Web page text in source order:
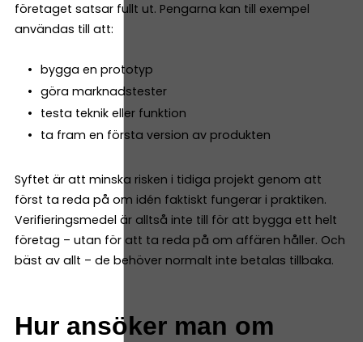
företaget satsar fullt ut. Pengarna kan till exempel
användas till att:
bygga en prototyp
göra marknadstester
testa teknik eller funktion
ta fram en första version av produkten
Syftet är att minska risken i tidiga projekt genom att
först ta reda på om idén faktiskt fungerar i praktiken.
Verifieringsmedel är alltså inte till för att bygga ett helt
företag – utan för att ta reda på om affären håller. Och
bäst av allt – de behöver normalt inte betalas tillbaka.
Hur ansöker man om